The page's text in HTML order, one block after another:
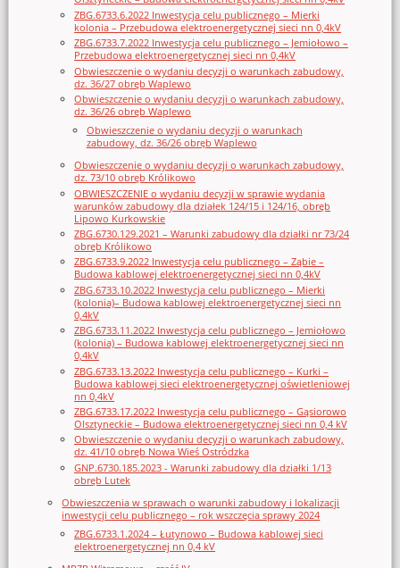
ZBG.6733.6.2022 Inwestycja celu publicznego – Mierki
kolonia – Przebudowa elektroenergetycznej sieci nn 0,4kV
ZBG.6733.7.2022 Inwestycja celu publicznego – Jemiołowo –
Przebudowa elektroenergetycznej sieci nn 0,4kV
Obwieszczenie o wydaniu decyzji o warunkach zabudowy,
dz. 36/27 obręb Waplewo
Obwieszczenie o wydaniu decyzji o warunkach zabudowy,
dz. 36/26 obręb Waplewo
Obwieszczenie o wydaniu decyzji o warunkach
zabudowy, dz. 36/26 obręb Waplewo
Obwieszczenie o wydaniu decyzji o warunkach zabudowy,
dz. 73/10 obręb Królikowo
OBWIESZCZENIE o wydaniu decyzji w sprawie wydania
warunków zabudowy dla działek 124/15 i 124/16, obręb
Lipowo Kurkowskie
ZBG.6730.129.2021 – Warunki zabudowy dla działki nr 73/24
obręb Królikowo
ZBG.6733.9.2022 Inwestycja celu publicznego – Ząbie –
Budowa kablowej elektroenergetycznej sieci nn 0,4kV
ZBG.6733.10.2022 Inwestycja celu publicznego – Mierki
(kolonia)– Budowa kablowej elektroenergetycznej sieci nn
0,4kV
ZBG.6733.11.2022 Inwestycja celu publicznego – Jemiołowo
(kolonia) – Budowa kablowej elektroenergetycznej sieci nn
0,4kV
ZBG.6733.13.2022 Inwestycja celu publicznego – Kurki –
Budowa kablowej sieci elektroenergetycznej oświetleniowej
nn 0,4kV
ZBG.6733.17.2022 Inwestycja celu publicznego – Gąsiorowo
Olsztyneckie – Budowa elektroenergetycznej sieci nn 0,4 kV
Obwieszczenie o wydaniu decyzji o warunkach zabudowy,
dz. 41/10 obręb Nowa Wieś Ostródzka
GNP.6730.185.2023 - Warunki zabudowy dla działki 1/13
obręb Lutek
Obwieszczenia w sprawach o warunki zabudowy i lokalizacji
inwestycji celu publicznego – rok wszczęcia sprawy 2024
ZBG.6733.1.2024 – Łutynowo – Budowa kablowej sieci
elektroenergetycznej nn 0,4 kV